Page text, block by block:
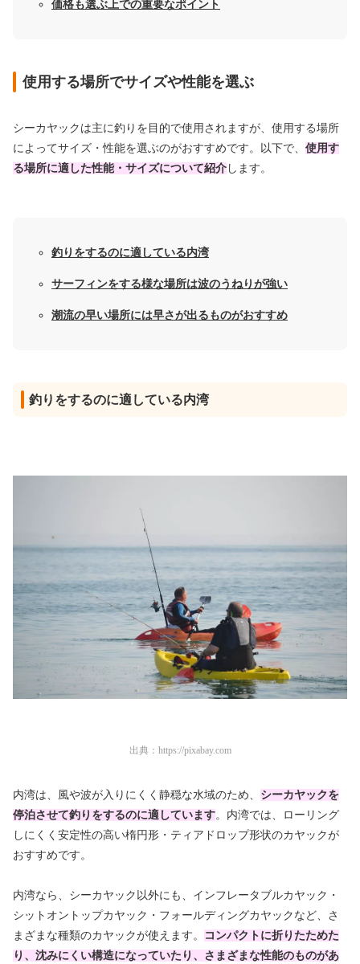
価格も選ぶ上での重要なポイント
使用する場所でサイズや性能を選ぶ
シーカヤックは主に釣りを目的で使用されますが、使用する場所
によってサイズ・性能を選ぶのがおすすめです。以下で、 使用す
る場所に適した性能・サイズについて紹介 します。
釣りをするのに適している内湾
サーフィンをする様な場所は波のうねりが強い
潮流の早い場所には早さが出るものがおすすめ
釣りをするのに適している内湾
出典： https://pixabay.com
内湾は、風や波が入りにくく静穏な水域のため、 シーカヤックを
停泊させて釣りをするのに適しています。内湾では、ローリング
しにくく安定性の高い楕円形・ティアドロップ形状のカヤックが
おすすめです。
内湾なら、シーカヤック以外にも、インフレータブルカヤック・
シットオントップカヤック・フォールディングカヤックなど、さ
まざまな種類のカヤックが使えます。
コンパクトに折りたためた
り、沈みにくい構造になっていたり、さまざまな性能のものがあ